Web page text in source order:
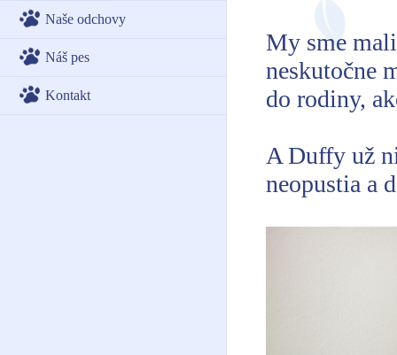
Naše odchovy
Náš pes
Kontakt
My sme
neskutočne
do rodiny,
A Duffy už
neopustia a